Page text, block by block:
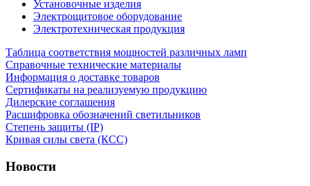
Установочные изделия
Электрощитовое оборудование
Электротехническая продукция
Таблица соответствия мощностей различных ламп
Справочные технические материалы
Информация о доставке товаров
Сертификаты на реализуемую продукцию
Дилерские соглашения
Расшифровка обозначений светильников
Степень защиты (IP)
Кривая силы света (КСС)
Новости